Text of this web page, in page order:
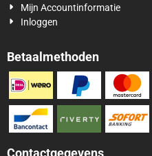
Mijn Accountinformatie
Inloggen
Betaalmethoden
Contactgegevens